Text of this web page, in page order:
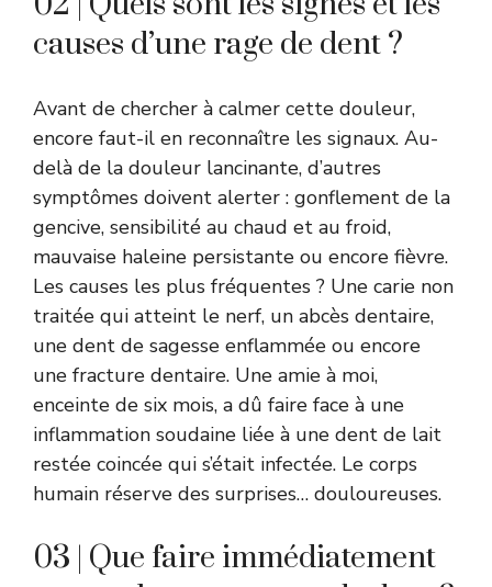
causes d’une rage de dent ?
Avant de chercher à calmer cette douleur,
encore faut-il en reconnaître les signaux. Au-
delà de la douleur lancinante, d’autres
symptômes doivent alerter : gonflement de la
gencive, sensibilité au chaud et au froid,
mauvaise haleine persistante ou encore fièvre.
Les causes les plus fréquentes ? Une carie non
traitée qui atteint le nerf, un abcès dentaire,
une dent de sagesse enflammée ou encore
une fracture dentaire. Une amie à moi,
enceinte de six mois, a dû faire face à une
inflammation soudaine liée à une dent de lait
restée coincée qui s’était infectée. Le corps
humain réserve des surprises… douloureuses.
03 | Que faire immédiatement